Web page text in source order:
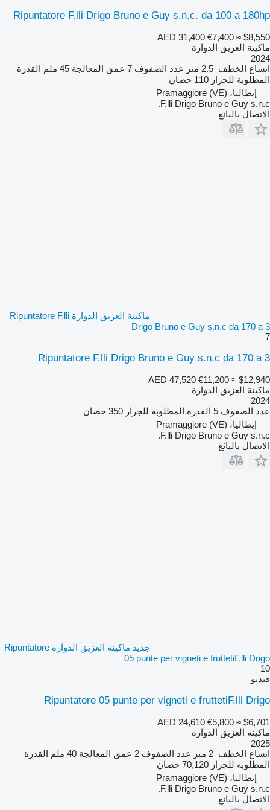
Ripuntatore F.lli Drigo Bruno e Guy s.n.c. da 100 a 180hp
AED 31,400 €7,400 ≈ $8,550
ماكينة العزيق الدوارة
2024
اتساع الخطف 2.5 متر عدد الصفوف 7 عمق المعالجة 45 ملم
القدرة
المطلوبة للجرار 110 حصان
إيطاليا، Pramaggiore (VE)
F.lli Drigo Bruno e Guy s.n.c.
الاتصال بالبائع
ماكينة العزيق الدوارة Ripuntatore F.lli
Drigo Bruno e Guy s.n.c da 170 a 3
7
Ripuntatore F.lli Drigo Bruno e Guy s.n.c da 170 a 3
AED 47,520 €11,200 ≈ $12,940
ماكينة العزيق الدوارة
2024
عدد الصفوف 5 القدرة المطلوبة للجرار 350 حصان
إيطاليا، Pramaggiore (VE)
F.lli Drigo Bruno e Guy s.n.c.
الاتصال بالبائع
جديد ماكينة العزيق الدوارة Ripuntatore
05 punte per vigneti e fruttetiF.lli Drigo
10
فيديو
Ripuntatore 05 punte per vigneti e fruttetiF.lli Drigo
AED 24,610 €5,800 ≈ $6,701
ماكينة العزيق الدوارة
2025
اتساع الخطف 2 متر عدد الصفوف 2 عمق المعالجة 40 ملم
القدرة
المطلوبة للجرار 70,120 حصان
إيطاليا، Pramaggiore (VE)
F.lli Drigo Bruno e Guy s.n.c.
الاتصال بالبائع